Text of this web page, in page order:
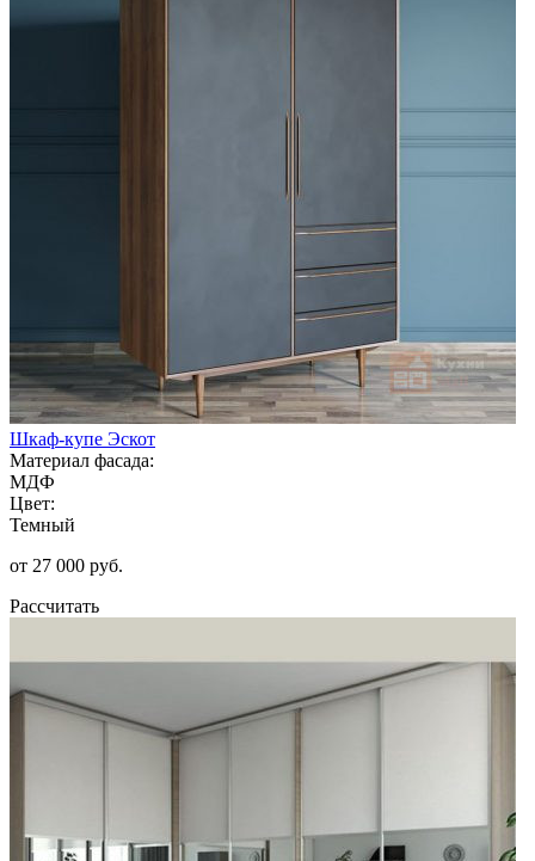
Шкаф-купе Эскот
Материал фасада:
МДФ
Цвет:
Темный
от 27 000 руб.
Рассчитать